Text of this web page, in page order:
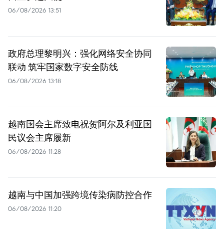
06/08/2026 13:51
政府总理黎明兴：强化网络安全协同
联动 筑牢国家数字安全防线
06/08/2026 13:18
越南国会主席致电祝贺阿尔及利亚国
民议会主席履新
06/08/2026 11:28
越南与中国加强跨境传染病防控合作
06/08/2026 11:20